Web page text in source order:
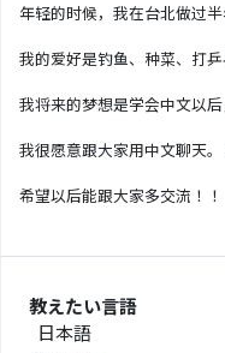
年轻的时候，我在台北做过
我的爱好是钓鱼、种菜、打
我将来的梦想是学会中文以
我很愿意跟大家用中文聊天
希望以后能跟大家多交流！！
教えたい言語
日本語